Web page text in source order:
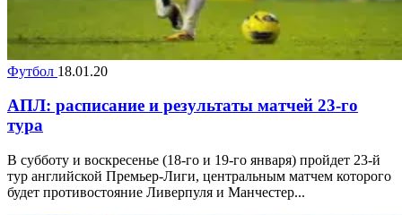
Футбол 18.01.20
АПЛ: расписание и результаты матчей 23-го
тура
В субботу и воскресенье (18-го и 19-го января) пройдет 23-й
тур английской Премьер-Лиги, центральным матчем которого
будет противостояние Ливерпуля и Манчестер...